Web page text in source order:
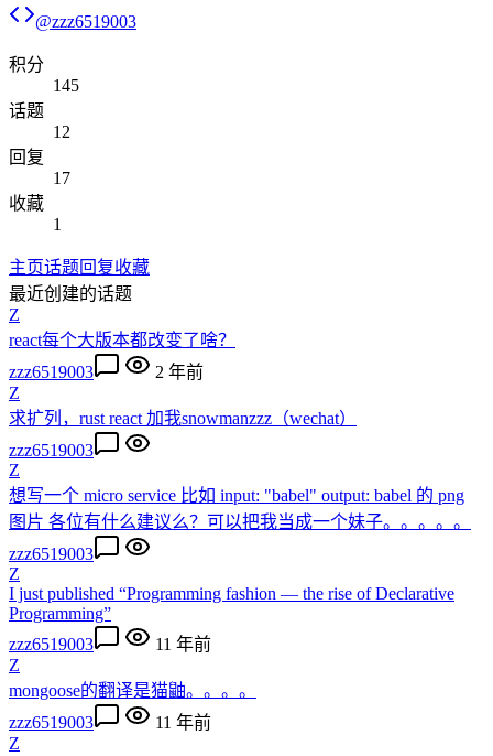
@zzz6519003
积分
145
话题
12
回复
17
收藏
1
主页话题回复收藏
最近创建的话题
Z
react每个大版本都改变了啥？
zzz6519003
2 年前
Z
求扩列，rust react 加我snowmanzzz（wechat）
zzz6519003
Z
想写一个 micro service 比如 input: "babel" output: babel 的 png
图片 各位有什么建议么？可以把我当成一个妹子。。。。。
zzz6519003
Z
I just published “Programming fashion — the rise of Declarative
Programming”
zzz6519003
11 年前
Z
mongoose的翻译是猫鼬。。。。
zzz6519003
11 年前
Z